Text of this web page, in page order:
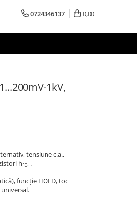
0724346137 0,00
1kV,
tensiune c.a.,
hFE, .
funcție HOLD, toc